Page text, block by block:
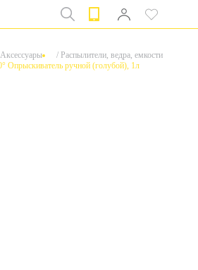
Аксессуары / Распылители, ведра, емкости
Опрыскиватель ручной (голубой), 1л